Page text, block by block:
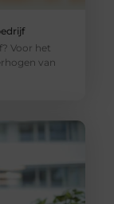
Voor het
van